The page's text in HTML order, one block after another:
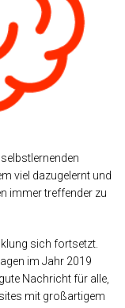
viel dazugelernt und
immer treffender zu
sich fortsetzt.
im Jahr 2019
Nachricht für alle,
mit großartigem